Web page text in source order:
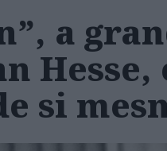
a
Hesse,
si